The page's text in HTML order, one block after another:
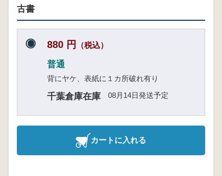
古書
880 円 （税込）
普通
背にヤケ、表紙に１カ所破れ有り
千葉倉庫在庫 08月14日発送予定
カートに入れる